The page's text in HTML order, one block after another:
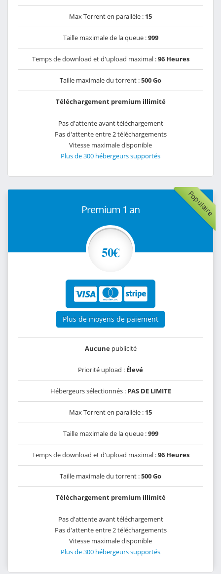
Max Torrent en parallèle : 15
Taille maximale de la queue :999
Temps de download et d'upload maximal :96 Heures
Taille maximale du torrent :500 Go
Téléchargement premium illimité
Pas d'attente avant téléchargement
Pas d'attente entre 2 téléchargements
Vitesse maximale disponible
Plus de 300 hébergeurs supportés
Populaire
Premium 1 an
50€
Plus de moyens de paiement
Aucunepublicité
Priorité upload : Élevé
Hébergeurs sélectionnés : PAS DE LIMITE
Max Torrent en parallèle : 15
Taille maximale de la queue :999
Temps de download et d'upload maximal :96 Heures
Taille maximale du torrent :500 Go
Téléchargement premium illimité
Pas d'attente avant téléchargement
Pas d'attente entre 2 téléchargements
Vitesse maximale disponible
Plus de 300 hébergeurs supportés